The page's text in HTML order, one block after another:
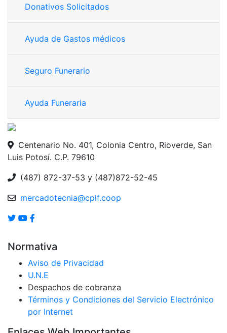
Donativos Solicitados
Ayuda de Gastos médicos
Seguro Funerario
Ayuda Funeraria
Centenario No. 401, Colonia Centro, Rioverde, San
Luis Potosí. C.P. 79610
(487) 872-37-53 y (487)872-52-45
mercadotecnia@cplf.coop
Normativa
Aviso de Privacidad
U.N.E
Despachos de cobranza
Términos y Condiciones del Servicio Electrónico
por Internet